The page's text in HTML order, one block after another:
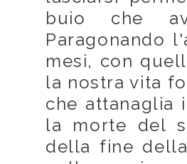
buio che
Paragonando
mesi, con
la nostra vita
che attanaglia
la morte del
della fine